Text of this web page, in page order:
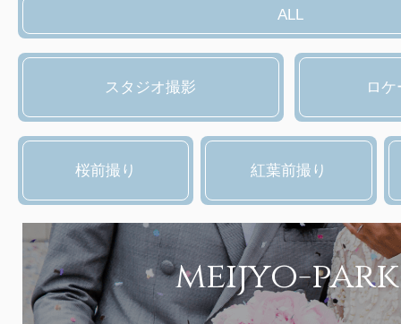
ALL
スタジオ撮影 ロ
桜前撮り 紅葉前撮り
meijyo-park